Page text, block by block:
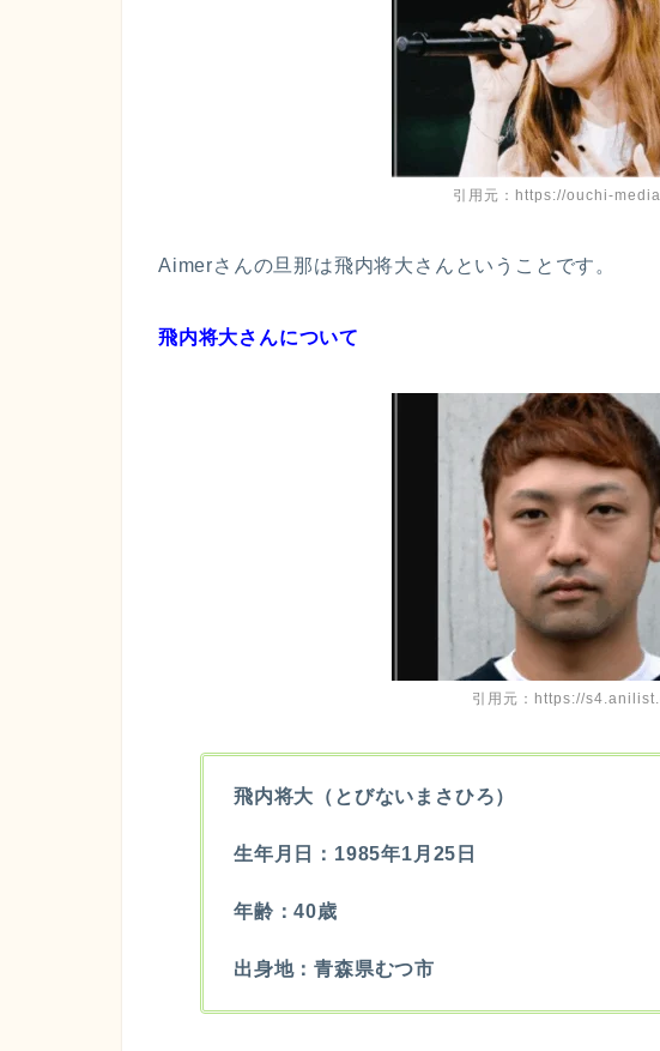
引用元：https://ouchi-
Aimerさんの旦那は飛内将大さんということです。
飛内将大さんについて
引用元：https://
飛内将大（とびないまさひろ）
生年月日：1985年1月25日
年齢：40歳
出身地：青森県むつ市